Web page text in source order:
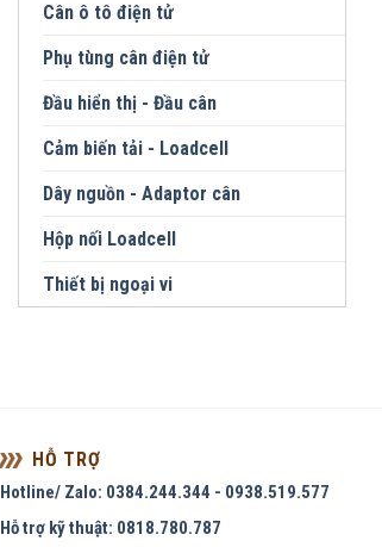
Cân ô tô điện tử
Phụ tùng cân điện tử
Đầu hiển thị - Đầu cân
Cảm biến tải - Loadcell
Dây nguồn - Adaptor cân
Hộp nối Loadcell
Thiết bị ngoại vi
HỖ TRỢ
Hotline/ Zalo: 0384.244.344 - 0938.519.577
Hỗ trợ kỹ thuật: 0818.780.787